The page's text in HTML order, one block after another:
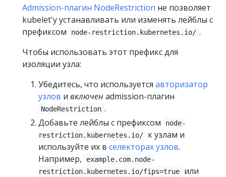
Admission-плагин NodeRestriction не позволяет
kubelet'у устанавливать или изменять лейблы с
префиксом
node-restriction.kubernetes.io/ .
Чтобы использовать этот префикс для
изоляции узла:
Убедитесь, что используется авторизатор
узлов и включен admission-плагин
NodeRestriction .
Добавьте лейблы с префиксом
node-
restriction.kubernetes.io/
к узлам и
используйте их в селекторах узлов.
Например,
example.com.node-
restriction.kubernetes.io/fips=true
или